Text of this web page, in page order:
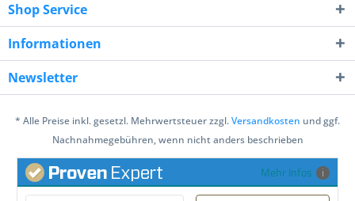
Shop Service
Informationen
Newsletter
* Alle Preise inkl. gesetzl. Mehrwertsteuer zzgl.Versandkosten und ggf.
Nachnahmegebühren, wenn nicht anders beschrieben
Mehr Infos